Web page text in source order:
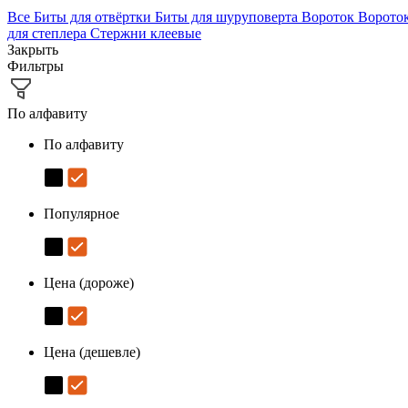
Все Биты для отвёртки Биты для шуруповерта Вороток
для степлера Стержни клеевые
Закрыть
Фильтры
По алфавиту
По алфавиту
Популярное
Цена (дороже)
Цена (дешевле)